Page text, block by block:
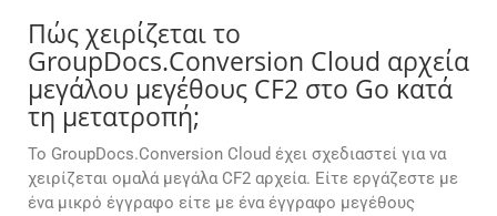
Πώς χειρίζεται το
GroupDocs.Conversion Cloud αρχεία
μεγάλου μεγέθους CF2 στο Go κατά
τη μετατροπή;
Το GroupDocs.Conversion Cloud έχει σχεδιαστεί για να
χειρίζεται ομαλά μεγάλα CF2 αρχεία. Είτε εργάζεστε με
ένα μικρό έγγραφο είτε με ένα έγγραφο μεγέθους